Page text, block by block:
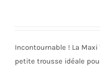
sur
Incontournable ! La Maxi
petite trousse idéale